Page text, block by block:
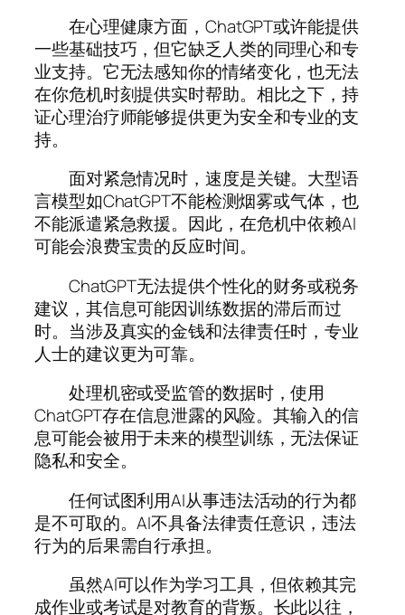
在心理健康方面，ChatGPT或许能提供
一些基础技巧，但它缺乏人类的同理心和专
业支持。它无法感知你的情绪变化，也无法
在你危机时刻提供实时帮助。相比之下，持
证心理治疗师能够提供更为安全和专业的支
持。
面对紧急情况时，速度是关键。大型语
言模型如ChatGPT不能检测烟雾或气体，也
不能派遣紧急救援。因此，在危机中依赖AI
可能会浪费宝贵的反应时间。
ChatGPT无法提供个性化的财务或税务
建议，其信息可能因训练数据的滞后而过
时。当涉及真实的金钱和法律责任时，专业
人士的建议更为可靠。
处理机密或受监管的数据时，使用
ChatGPT存在信息泄露的风险。其输入的信
息可能会被用于未来的模型训练，无法保证
隐私和安全。
任何试图利用AI从事违法活动的行为都
是不可取的。AI不具备法律责任意识，违法
行为的后果需自行承担。
虽然AI可以作为学习工具，但依赖其完
成作业或考试是对教育的背叛。长此以往，